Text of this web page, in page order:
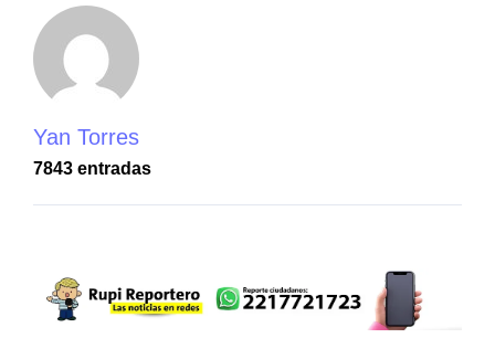
Yan Torres
7843 entradas